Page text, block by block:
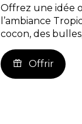
Offrez une idée
l’ambiance
cocon, des
Offrir